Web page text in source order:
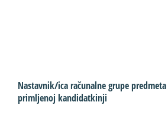
Nastavnik/ica računalne grupe
primljenoj kandidatkinji